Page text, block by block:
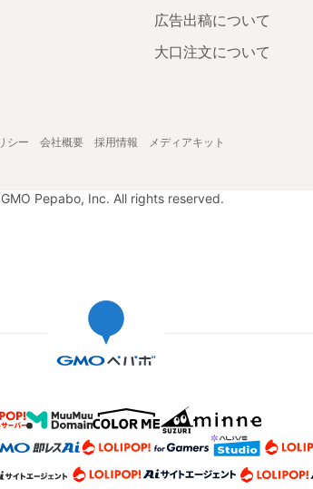
広告出稿について
大口注文について
シー 会社概要 採用情報 メディアキット
Pepabo, Inc. All rights reserved.